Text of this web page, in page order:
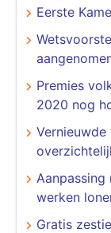
Eerste
Premies
2020 nog
Aanpassing
werken
Gratis